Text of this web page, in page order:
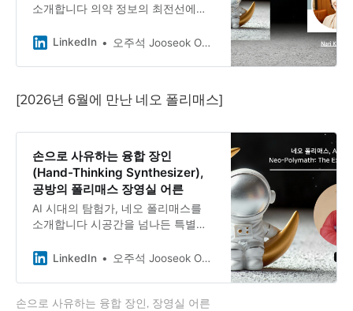
소개합니다 의약 정보의 최전선에서
김나리님과의 대화 SK케미칼 Life
사·약사를 거쳐 환자에게 닿기까지 필
임지는 전문가이자, ”상상하고 연결하
여 새로움을 창조하는 사람”이라는 한
문장으로 자신을 정의하는 분입니다.
LinkedIn 오주석 Jooseok Oh, DBA, Ph.D.
[2026년 6월에 만난 네오 폴리매스]
손으로 사유하는 융합 장인
(Hand-Thinking Synthesizer),
공방의 폴리매스 장영실 어른
AI 시대의 탐험가, 네오 폴리매스를
소개합니다 시공간을 넘나든 특별한
영실 어른과의 가상 인터뷰 ”천한 출
것이 곧 학문이다” — 관노의 자식에
서 종3품 대호군까지, 자격루·앙부일
LinkedIn 오주석 Jooseok Oh, DBA, Ph.D.
손으로 사유하는 융합 장인, 장영실 어른